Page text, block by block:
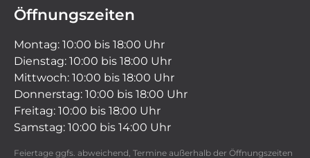
Öffnungszeiten
Montag: 10:00 bis 18:00 Uhr
Dienstag: 10:00 bis 18:00 Uhr
Mittwoch: 10:00 bis 18:00 Uhr
Donnerstag: 10:00 bis 18:00 Uhr
Freitag: 10:00 bis 18:00 Uhr
Samstag: 10:00 bis 14:00 Uhr
Feiertage ggfs. abweichend, Termine außerhalb der Öffnungszeiten